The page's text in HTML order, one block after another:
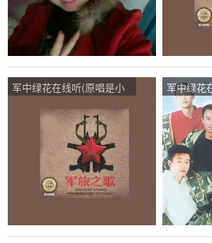
军中绿花在线听(原唱是小
军中绿花
曾)，友
点播:83次